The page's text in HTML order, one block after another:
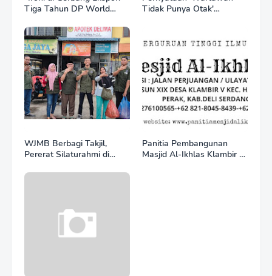
Tiga Tahun DP World
Pekerja Sektor
Internasional Justru Anjlok
di Bawah Sektor
Domestik*
Tidak Punya Otak'
Christo Kecam Sikap
WJMB Berbagi Takjil,
Pererat Silaturahmi di
Panitia Pembangunan
Masjid Al-Ikhlas Klambir V